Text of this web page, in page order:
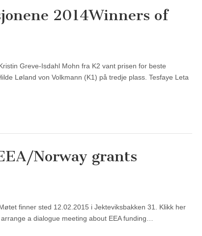
2014Winners of
Greve-Isdahl Mohn fra K2 vant prisen for beste
Løland von Volkmann (K1) på tredje plass. Tesfaye Leta
Norway grants
finner sted 12.02.2015 i Jekteviksbakken 31. Klikk her
a dialogue meeting about EEA funding…